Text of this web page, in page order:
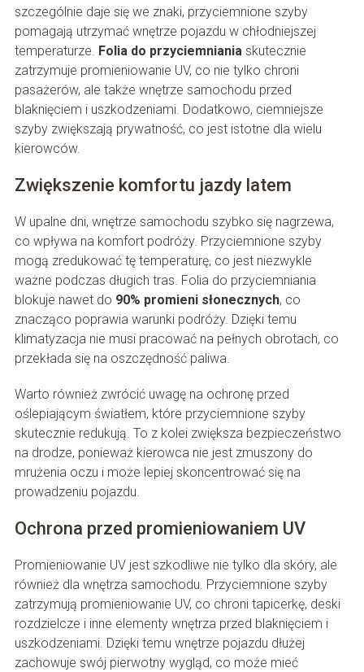
szczególnie daje się we znaki, przyciemnione szyby
pomagają utrzymać wnętrze pojazdu w chłodniejszej
temperaturze. Folia do przyciemnianiaskutecznie
zatrzymuje promieniowanie UV, co nie tylko chroni
pasażerów, ale także wnętrze samochodu przed
blaknięciem i uszkodzeniami. Dodatkowo, ciemniejsze
szyby zwiększają prywatność, co jest istotne dla wielu
kierowców.
Zwiększenie komfortu jazdy latem
W upalne dni, wnętrze samochodu szybko się nagrzewa,
co wpływa na komfort podróży. Przyciemnione szyby
mogą zredukować tę temperaturę, co jest niezwykle
ważne podczas długich tras. Folia do przyciemniania
blokuje nawet do 90% promieni słonecznych, co
znacząco poprawia warunki podróży. Dzięki temu
klimatyzacja nie musi pracować na pełnych obrotach, co
przekłada się na oszczędność paliwa.
Warto również zwrócić uwagę na ochronę przed
oślepiającym światłem, które przyciemnione szyby
skutecznie redukują. To z kolei zwiększa bezpieczeństwo
na drodze, ponieważ kierowca nie jest zmuszony do
mrużenia oczu i może lepiej skoncentrować się na
prowadzeniu pojazdu.
Ochrona przed promieniowaniem UV
Promieniowanie UV jest szkodliwe nie tylko dla skóry, ale
również dla wnętrza samochodu. Przyciemnione szyby
zatrzymują promieniowanie UV, co chroni tapicerkę, deski
rozdzielcze i inne elementy wnętrza przed blaknięciem i
uszkodzeniami. Dzięki temu wnętrze pojazdu dłużej
zachowuje swój pierwotny wygląd, co może mieć